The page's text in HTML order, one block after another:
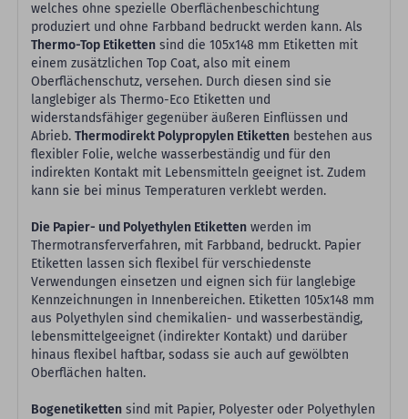
welches ohne spezielle Oberflächenbeschichtung
produziert und ohne Farbband bedruckt werden kann. Als
Thermo-Top Etiketten sind die 105x148 mm Etiketten mit
einem zusätzlichen Top Coat, also mit einem
Oberflächenschutz, versehen. Durch diesen sind sie
langlebiger als Thermo-Eco Etiketten und
widerstandsfähiger gegenüber äußeren Einflüssen und
Abrieb. Thermodirekt Polypropylen Etiketten bestehen aus
flexibler Folie, welche wasserbeständig und für den
indirekten Kontakt mit Lebensmitteln geeignet ist. Zudem
kann sie bei minus Temperaturen verklebt werden.
Die Papier- und Polyethylen Etiketten werden im
Thermotransferverfahren, mit Farbband, bedruckt. Papier
Etiketten lassen sich flexibel für verschiedenste
Verwendungen einsetzen und eignen sich für langlebige
Kennzeichnungen in Innenbereichen. Etiketten 105x148 mm
aus Polyethylen sind chemikalien- und wasserbeständig,
lebensmittelgeeignet (indirekter Kontakt) und darüber
hinaus flexibel haftbar, sodass sie auch auf gewölbten
Oberflächen halten.
Bogenetiketten sind mit Papier, Polyester oder Polyethylen